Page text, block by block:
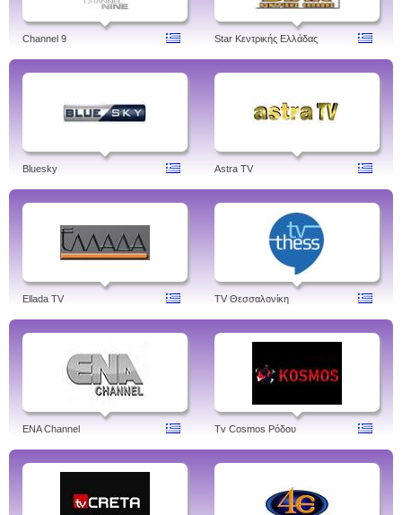
Channel 9 Star Κεντρικής Ελλάδας
Bluesky Astra TV
Ellada TV TV Θεσσαλονίκη
ENA Channel Tv Cosmos Ρόδου